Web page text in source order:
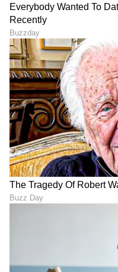
DOWNLOAD APP
RECOMMENDED